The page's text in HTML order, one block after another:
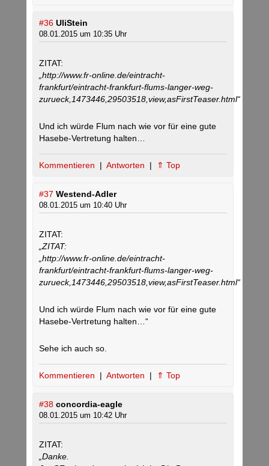
#36 UliStein
08.01.2015 um 10:35 Uhr
ZITAT:
„http://www.fr-online.de/eintracht-
frankfurt/eintracht-frankfurt-flums-langer-weg-
zurueck,1473446,29503518,view,asFirstTeaser.html“
Und ich würde Flum nach wie vor für eine gute
Hasebe-Vertretung halten…
Kommentieren | Antworten | ⇑ Top
#37 Westend-Adler
08.01.2015 um 10:40 Uhr
ZITAT:
„ZITAT:
„http://www.fr-online.de/eintracht-
frankfurt/eintracht-frankfurt-flums-langer-weg-
zurueck,1473446,29503518,view,asFirstTeaser.html“
Und ich würde Flum nach wie vor für eine gute
Hasebe-Vertretung halten…“
Sehe ich auch so.
Kommentieren | Antworten | ⇑ Top
#38 concordia-eagle
08.01.2015 um 10:42 Uhr
ZITAT:
„Danke.